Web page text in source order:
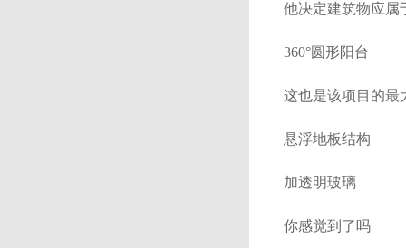
他决定建筑物应属
360°圆形阳台
这也是该项目的最
悬浮地板结构
加透明玻璃
你感觉到了吗